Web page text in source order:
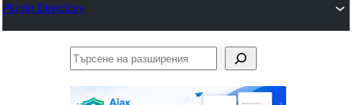
Plugin Directory
Търсене